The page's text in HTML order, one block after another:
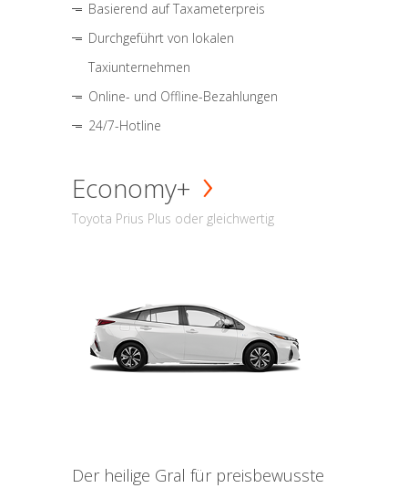
Basierend auf Taxameterpreis
Durchgeführt von lokalen
Taxiunternehmen
Online- und Offline-Bezahlungen
24/7-Hotline
Economy+
Toyota Prius Plus oder gleichwertig
Der heilige Gral für preisbewusste